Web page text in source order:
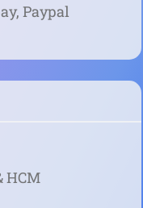
Paypal
HCM